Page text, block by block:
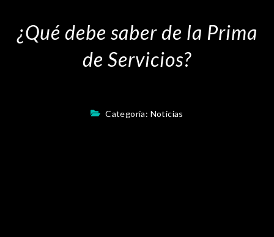
¿Qué debe saber de la Prima
de Servicios?
Categoría: Noticias